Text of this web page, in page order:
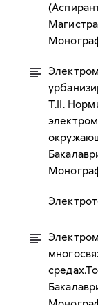
Т.II.